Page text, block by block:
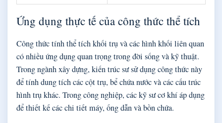
Ứng dụng thực tế của công thức thể tích
Công thức tính thể tích khối trụ và các hình khối liên quan
có nhiều ứng dụng quan trọng trong đời sống và kỹ thuật.
Trong ngành xây dựng, kiến trúc sư sử dụng công thức này
để tính dung tích các cột trụ, bể chứa nước và các cấu trúc
hình trụ khác. Trong công nghiệp, các kỹ sư cơ khí áp dụng
để thiết kế các chi tiết máy, ống dẫn và bồn chứa.